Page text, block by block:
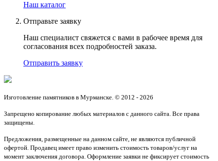
Наш каталог
Отправьте заявку
Наш специалист свяжется с вами в рабочее время для
согласования всех подробностей заказа.
Отправить заявку
Изготовление памятников в Мурманске. © 2012 - 2026
Запрещено копирование любых материалов с данного сайта. Все права
защищены.
Предложения, размещенные на данном сайте, не являются публичной
офертой. Продавец имеет право изменить стоимость товаров/услуг на
момент заключения договора. Оформление заявки не фиксирует стоимость